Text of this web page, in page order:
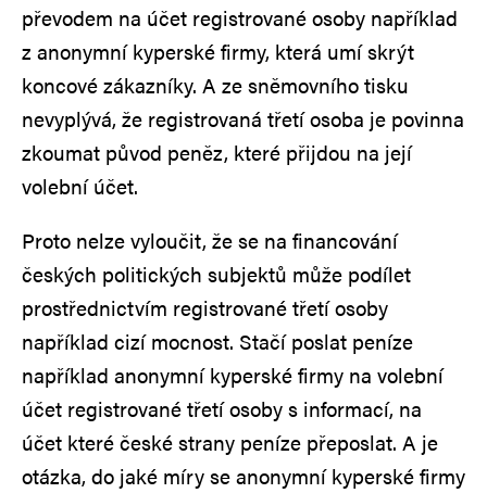
převodem na účet registrované osoby například
z anonymní kyperské firmy, která umí skrýt
koncové zákazníky. A ze sněmovního tisku
nevyplývá, že registrovaná třetí osoba je povinna
zkoumat původ peněz, které přijdou na její
volební účet.
Proto nelze vyloučit, že se na financování
českých politických subjektů může podílet
prostřednictvím registrované třetí osoby
například cizí mocnost. Stačí poslat peníze
například anonymní kyperské firmy na volební
účet registrované třetí osoby s informací, na
účet které české strany peníze přeposlat. A je
otázka, do jaké míry se anonymní kyperské firmy